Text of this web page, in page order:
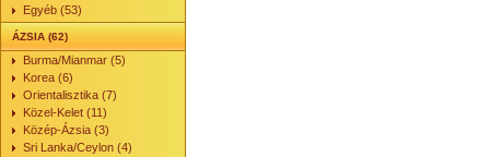
Egyéb (53)
ÁZSIA (62)
Burma/Mianmar (5)
Korea (6)
Orientalisztika (7)
Közel-Kelet (11)
Közép-Ázsia (3)
Sri Lanka/Ceylon (4)